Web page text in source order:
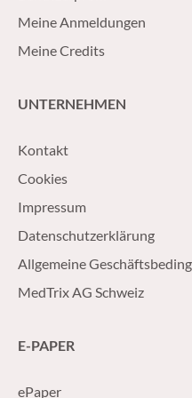
Meine Anmeldungen
Meine Credits
UNTERNEHMEN
Kontakt
Cookies
Impressum
Datenschutzerklärung
Allgemeine
MedTrix AG Schweiz
E-PAPER
ePaper